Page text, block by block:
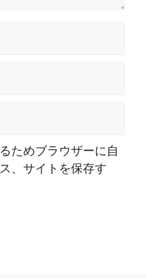
ためブラウザーに自
、サイトを保存す